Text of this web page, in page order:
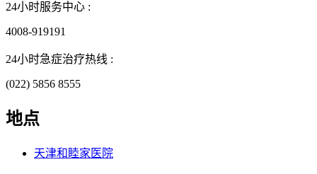
24小时服务中心 :
4008-919191
24小时急症治疗热线 :
(022) 5856 8555
地点
天津和睦家医院